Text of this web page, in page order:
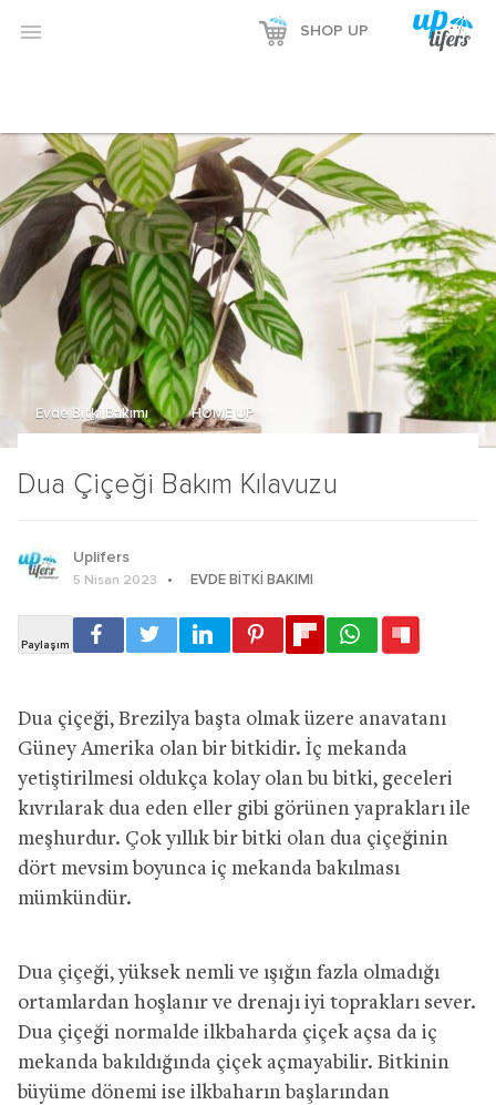
 SHOP UP
Dua Çiçeği Bakım Kılavuzu
Evde Bitki Bakımı HOME UP
Uplifers
5 Nisan 2023 EVDE BITKI BAKIMI
Dua çiçeği, Brezilya başta olmak üzere anavatanı
Güney Amerika olan bir bitkidir. İç mekanda
yetiştirilmesi oldukça kolay olan bu bitki, geceleri
kıvrılarak dua eden eller gibi görünen yaprakları ile
meşhurdur. Çok yıllık bir bitki olan dua çiçeğinin
dört mevsim boyunca iç mekanda bakılması
mümkündür.
Dua çiçeği, yüksek nemli ve ışığın fazla olmadığı
ortamlardan hoşlanır ve drenajı iyi toprakları sever.
Dua çiçeği normalde ilkbaharda çiçek açsa da iç
mekanda bakıldığında çiçek açmayabilir. Bitkinin
büyüme dönemi ise ilkbaharın başlarından